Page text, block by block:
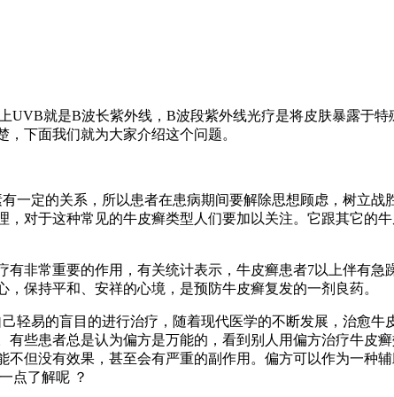
UVB就是B波长紫外线，B波段紫外线光疗是将皮肤暴露于
下面我们就为大家介绍这个问题。
一定的关系，所以患者在患病期间要解除思想顾虑，树立
对于这种常见的牛皮癣类型人们要加以关注。它跟其它的
有非常重要的作用，有关统计表示，牛皮癣患者7以上伴有
保持平和、安祥的心境，是预防牛皮癣复发的一剂良药。
轻易的盲目的进行治疗，随着现代医学的不断发展，治愈
些患者总是认为偏方是万能的，看到别人用偏方治疗牛皮
但没有效果，甚至会有严重的副作用。偏方可以作为一种
点了解呢 ？